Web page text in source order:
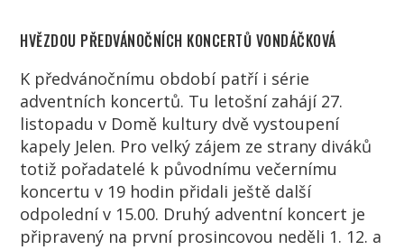
HVĚZDOU PŘEDVÁNOČNÍCH KONCERTŮ VONDÁČKOVÁ
K předvánočnímu období patří i série
adventních koncertů. Tu letošní zahájí 27.
listopadu v Domě kultury dvě vystoupení
kapely Jelen. Pro velký zájem ze strany diváků
totiž pořadatelé k původnímu večernímu
koncertu v 19 hodin přidali ještě další
odpolední v 15.00. Druhý adventní koncert je
připravený na první prosincovou neděli 1. 12. a